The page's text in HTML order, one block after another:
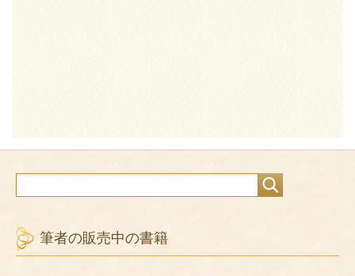
筆者の販売中の書籍